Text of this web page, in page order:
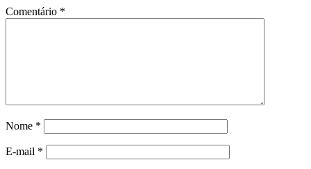
Comentário *
Nome *
E-mail *